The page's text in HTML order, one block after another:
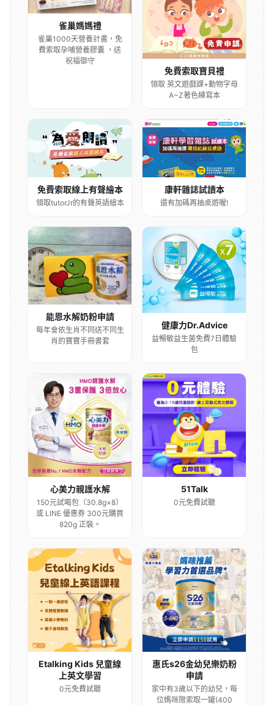
雀巢媽媽禮
雀巢1000天營養計畫，免
費索取孕哺營養膠囊 ，送
祝福御守
免費索取寶貝禮
領取 英文遊戲課+動物字母
A~Z著色練寫本
免費索取線上有聲繪本
領取tutorJr的有聲英語繪本
康軒雜誌試讀本
還有加碼再抽桌遊喔!
能恩水解奶粉申請
每年會依生肖不同送不同生
肖的寶寶手冊書套
健康力Dr.Advice
益暢敏益生菌免費7日體驗
包
心美力親護水解
150元試喝包（30.8g×8）
或 LINE 優惠券 300元購買
820g 正裝。
51Talk
0元免費試聽
Etalking Kids 兒童線
上英文學習
0元免費試聽
惠氏s26金幼兒樂奶粉
申請
家中有3歲以下的幼兒，每
位媽咪限索取一罐(400